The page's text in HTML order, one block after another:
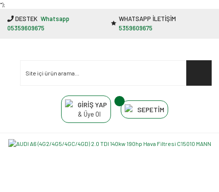
"');
DESTEK Whatsapp
05359609675
WHATSAPP İLETİŞİM
5359609675
GİRİŞ YAP
& Üye Ol
SEPETİM